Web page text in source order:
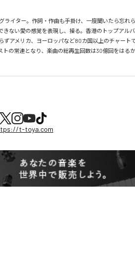
ライター。作詞・作曲も手掛け、一度聞いたら忘れ
ない愛の感覚を表現し、操る。香港のトップアル
アメリカ、ヨーロッパなど80カ国以上のチャート
の常連となり、楽曲の総再生回数は30億回をはる
t-toya.com